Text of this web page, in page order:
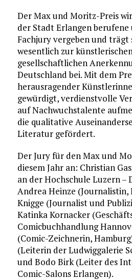
Der Max und Moritz-Preis
der Stadt Erlangen berufene
Fachjury vergeben und trägt
wesentlich zur
gesellschaftlichen
Deutschland bei. Mit dem
herausragender
gewürdigt, verdienstvolle
auf Nachwuchstalente
die qualitative
Literatur gefördert.
Der Jury für den Max und
diesem Jahr an: Christian
an der Hochschule Luzern –
Andrea Heinze (Journalistin,
Knigge (Journalist und
Katinka Kornacker
Comicbuchhandlung
(Comic-Zeichnerin,
(Leiterin der Ludwiggalerie
und Bodo Birk (Leiter des
Comic-Salons Erlangen).